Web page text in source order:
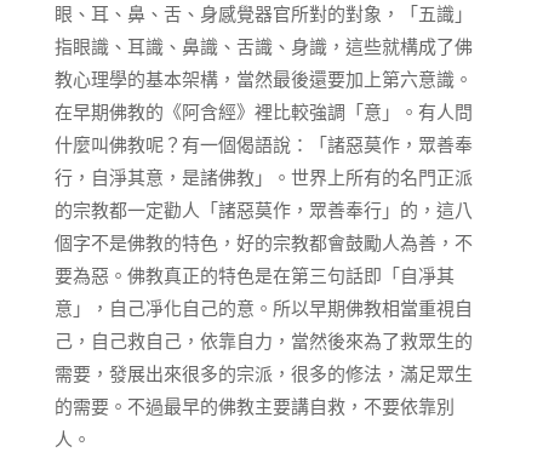
眼、耳、鼻、舌、身感覺器官所對的對象，「五識」
指眼識、耳識、鼻識、舌識、身識，這些就構成了佛
教心理學的基本架構，當然最後還要加上第六意識。
在早期佛教的《阿含經》裡比較強調「意」。有人問
什麼叫佛教呢？有一個偈語說：「諸惡莫作，眾善奉
行，自淨其意，是諸佛教」。世界上所有的名門正派
的宗教都一定勸人「諸惡莫作，眾善奉行」的，這八
個字不是佛教的特色，好的宗教都會鼓勵人為善，不
要為惡。佛教真正的特色是在第三句話即「自凈其
意」，自己凈化自己的意。所以早期佛教相當重視自
己，自己救自己，依靠自力，當然後來為了救眾生的
需要，發展出來很多的宗派，很多的修法，滿足眾生
的需要。不過最早的佛教主要講自救，不要依靠別
人。